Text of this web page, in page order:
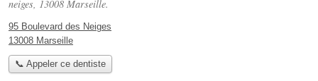
neiges, 13008 Marseille.
95 Boulevard des Neiges
13008 Marseille
📞 Appeler ce dentiste